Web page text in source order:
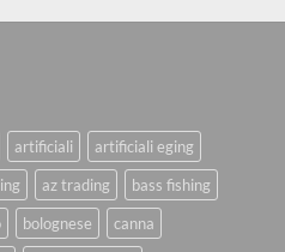
artificiali
artificiali eging
az trading
bass fishing
bolognese canna